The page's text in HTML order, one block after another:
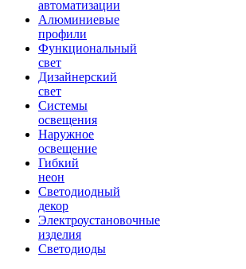
автоматизации
Алюминиевые
профили
Функциональный
свет
Дизайнерский
свет
Системы
освещения
Наружное
освещение
Гибкий
неон
Светодиодный
декор
Электроустановочные
изделия
Светодиоды